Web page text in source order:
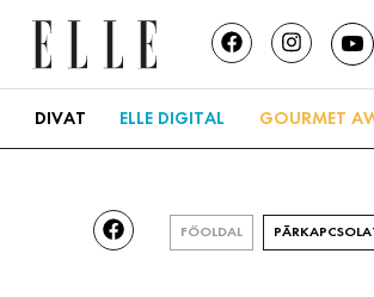
DIVAT ELLE DIGITAL GOURMET
FŐOLDAL